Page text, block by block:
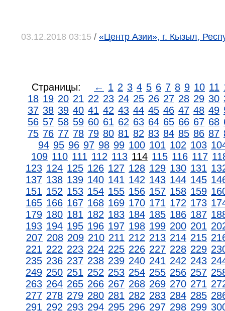
03.12.2018 03:15 / «Центр Азии», г. Кызыл,
Страницы: ← 1 2 3 4 5 6 7 8 9 10 11
18 19 20 21 22 23 24 25 26 27 28 29 30
37 38 39 40 41 42 43 44 45 46 47 48 49
56 57 58 59 60 61 62 63 64 65 66 67 68
75 76 77 78 79 80 81 82 83 84 85 86 87
94 95 96 97 98 99 100 101 102 103
109 110 111 112 113 114 115 116 117
123 124 125 126 127 128 129 130 131
137 138 139 140 141 142 143 144 145
151 152 153 154 155 156 157 158 159
165 166 167 168 169 170 171 172 173
179 180 181 182 183 184 185 186 187
193 194 195 196 197 198 199 200 201
207 208 209 210 211 212 213 214 215
221 222 223 224 225 226 227 228 229
235 236 237 238 239 240 241 242 243
249 250 251 252 253 254 255 256 257
263 264 265 266 267 268 269 270 271
277 278 279 280 281 282 283 284 285
291 292 293 294 295 296 297 298 299